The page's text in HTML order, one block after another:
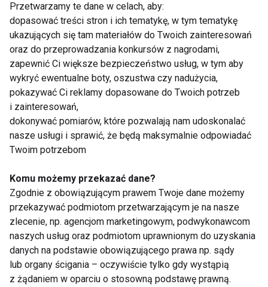
URODA SŁOŃCE AKTUALNOŚCI
Uroda
Letnia pielęgnacja
wrażliwej skóry
Aromatyczna
pielęgnacja ciała
latem w trendzie
sensory beauty -
troska o skórę i
przyjemność dla
zmysłów
Przetwarzamy te dane w celach, aby:
dopasować treści stron i ich tematykę, w tym tematykę
ukazujących się tam materiałów do Twoich zainteresowań
oraz do przeprowadzania konkursów z nagrodami,
zapewnić Ci większe bezpieczeństwo usług, w tym aby
wykryć ewentualne boty, oszustwa czy nadużycia,
pokazywać Ci reklamy dopasowane do Twoich potrzeb
i zainteresowań,
dokonywać pomiarów, które pozwalają nam udoskonalać
nasze usługi i sprawić, że będą maksymalnie odpowiadać
Twoim potrzebom
Komu możemy przekazać dane?
Zgodnie z obowiązującym prawem Twoje dane możemy
przekazywać podmiotom przetwarzającym je na nasze
zlecenie, np. agencjom marketingowym, podwykonawcom
naszych usług oraz podmiotom uprawnionym do uzyskania
danych na podstawie obowiązującego prawa np. sądy
lub organy ścigania – oczywiście tylko gdy wystąpią
z żądaniem w oparciu o stosowną podstawę prawną.